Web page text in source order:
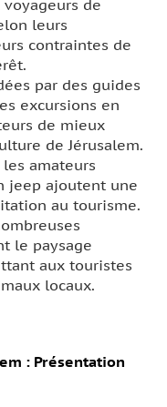
de
leurs
contraintes de
par des guides
excursions en
de mieux
de Jérusalem.
amateurs
jeep ajoutent une
au tourisme.
le paysage
aux touristes
locaux.
: Présentation